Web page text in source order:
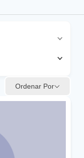
Ordenar Por